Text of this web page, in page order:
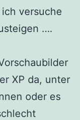
versuche
….
XP da, unter
oder es